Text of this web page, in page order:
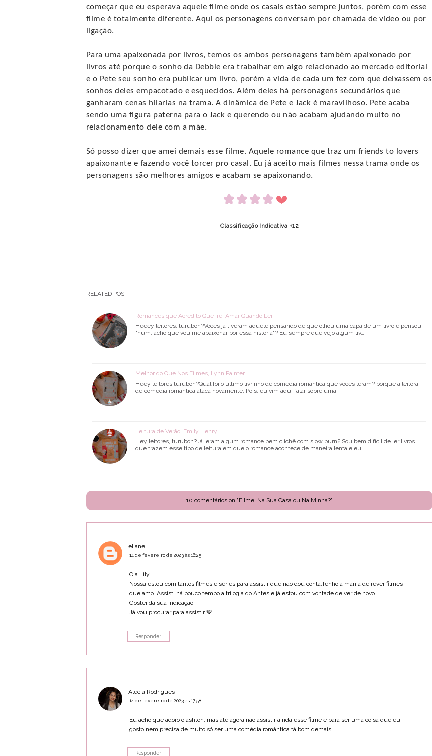
começar que eu esperava aquele filme onde os casais estão sempre juntos, porém com esse
filme é totalmente diferente. Aqui os personagens conversam por chamada de vídeo ou por
ligação.
Para uma apaixonada por livros, temos os ambos personagens também apaixonado por
livros até porque o sonho da Debbie era trabalhar em algo relacionado ao mercado editorial
e o Pete seu sonho era publicar um livro, porém a vida de cada um fez com que deixassem os
sonhos deles empacotado e esquecidos. Além deles há personagens secundários que
ganharam cenas hilarias na trama. A dinâmica de Pete e Jack é maravilhoso. Pete acaba
sendo uma figura paterna para o Jack e querendo ou não acabam ajudando muito no
relacionamento dele com a mãe.
Só posso dizer que amei demais esse filme. Aquele romance que traz um friends to lovers
apaixonante e fazendo você torcer pro casal. Eu já aceito mais filmes nessa trama onde os
personagens são melhores amigos e acabam se apaixonando.
Classificação Indicativa +12
RELATED POST:
Romances que Acredito Que Irei Amar Quando Ler
Heeey leitores, turubon?Vocês já tiveram aquele pensando de que olhou uma capa de um livro e pensou
"hum, acho que vou me apaixonar por essa história"? Eu sempre que vejo algum liv…
Melhor do Que Nos Filmes, Lynn Painter
Heey leitores,turubon?Qual foi o ultimo livrinho de comedia romântica que vocês leram? porque a leitora
de comedia romântica ataca novamente. Pois, eu vim aqui falar sobre uma…
Leitura de Verão, Emily Henry
Hey leitores, turubon?Já leram algum romance bem clichê com slow burn? Sou bem difícil de ler livros
que trazem esse tipo de leitura em que o romance acontece de maneira lenta e eu…
10 comentários on "Filme: Na Sua Casa ou Na Minha?"
eliane
14 de fevereiro de 2023 às 16:25
Ola Lily
Nossa estou com tantos filmes e séries para assistir que não dou conta.Tenho a mania de rever filmes
que amo .Assisti há pouco tempo a trilogia do Antes e já estou com vontade de ver de novo.
Gostei da sua indicação
Já vou procurar para assistir 💚
Responder
Alecia Rodrigues
14 de fevereiro de 2023 às 17:58
Eu acho que adoro o ashton, mas até agora não assistir ainda esse filme e para ser uma coisa que eu
gosto nem precisa de muito só ser uma comédia romântica tá bom demais.
Responder